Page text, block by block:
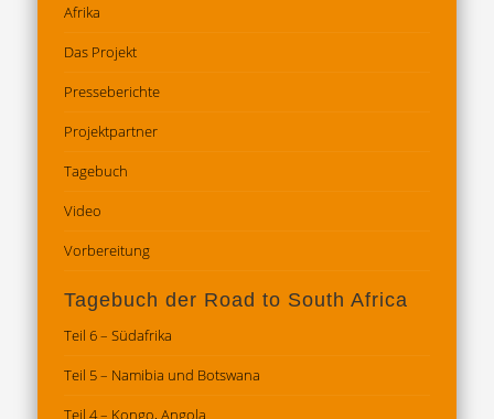
Afrika
Das Projekt
Presseberichte
Projektpartner
Tagebuch
Video
Vorbereitung
Tagebuch der Road to South Africa
Teil 6 – Südafrika
Teil 5 – Namibia und Botswana
Teil 4 – Kongo, Angola